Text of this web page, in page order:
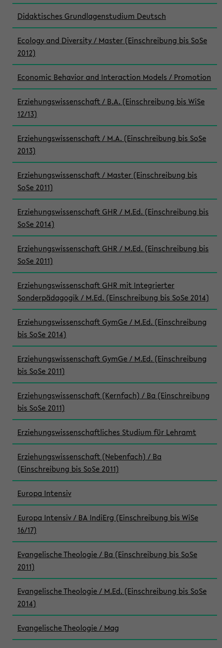
Didaktisches Grundlagenstudium Deutsch
Ecology and Diversity / Master (Einschreibung bis SoSe
2012)
Economic Behavior and Interaction Models / Promotion
Erziehungswissenschaft / B.A. (Einschreibung bis WiSe
12/13)
Erziehungswissenschaft / M.A. (Einschreibung bis SoSe
2013)
Erziehungswissenschaft / Master (Einschreibung bis
SoSe 2011)
Erziehungswissenschaft GHR / M.Ed. (Einschreibung bis
SoSe 2014)
Erziehungswissenschaft GHR / M.Ed. (Einschreibung bis
SoSe 2011)
Erziehungswissenschaft GHR mit Integrierter
Sonderpädagogik / M.Ed. (Einschreibung bis SoSe 2014)
Erziehungswissenschaft GymGe / M.Ed. (Einschreibung
bis SoSe 2014)
Erziehungswissenschaft GymGe / M.Ed. (Einschreibung
bis SoSe 2011)
Erziehungswissenschaft (Kernfach) / Ba (Einschreibung
bis SoSe 2011)
Erziehungswissenschaftliches Studium für Lehramt
Erziehungswissenschaft (Nebenfach) / Ba
(Einschreibung bis SoSe 2011)
Europa Intensiv
Europa Intensiv / BA IndiErg (Einschreibung bis WiSe
16/17)
Evangelische Theologie / Ba (Einschreibung bis SoSe
2011)
Evangelische Theologie / M.Ed. (Einschreibung bis SoSe
2014)
Evangelische Theologie / Mag